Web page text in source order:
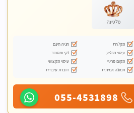
פלטינה
מקלחת
חניה חינם
עיסוי מרגיע
נקי ומסודר
מקום פרטי
עיסוי מקצועי
תמונה אמיתית
דוברת עיברית
055-4531898